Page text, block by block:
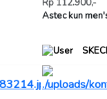
Rp 112.900,-
Astec kun